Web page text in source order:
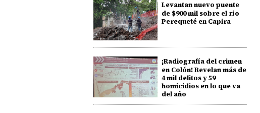
Levantan nuevo puente
de $900 mil sobre el río
Perequeté en Capira
¡Radiografía del crimen
en Colón! Revelan más de
4 mil delitos y 59
homicidios en lo que va
del año